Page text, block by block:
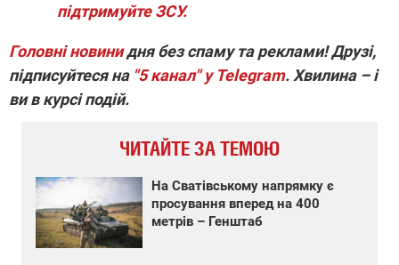
підтримуйте ЗСУ.
Головні новинидня без спаму та реклами! Друзі,
підписуйтеся на "5 канал" у Telegram. Хвилина – і
ви в курсі подій.
ЧИТАЙТЕ ЗА ТЕМОЮ
На Сватівському напрямку є
просування вперед на 400
метрів – Генштаб